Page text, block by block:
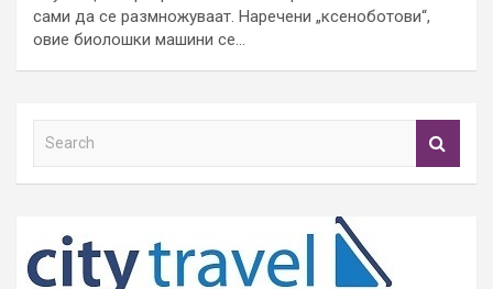
сами да се размножуваат. Наречени „ксеноботови“,
овие биолошки машини се…
h